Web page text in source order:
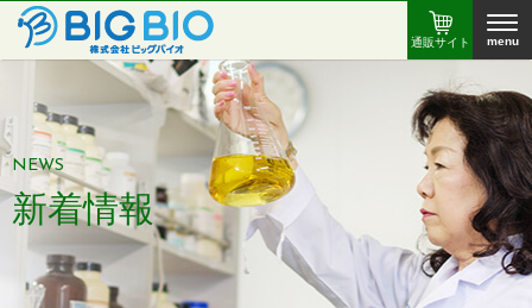
NEWS
新着情報
通販サイト menu